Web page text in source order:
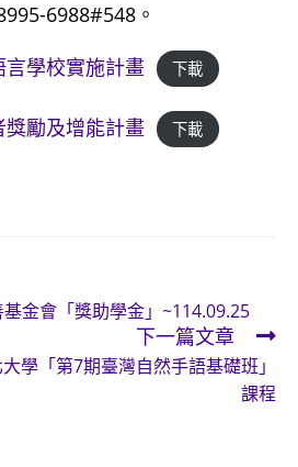
6988#548。
學校實施計畫
下載
勵及增能計畫 下載
金會「獎助學金」~114.09.25
下一篇文章
學「第7期臺灣自然手語基礎班」
課程